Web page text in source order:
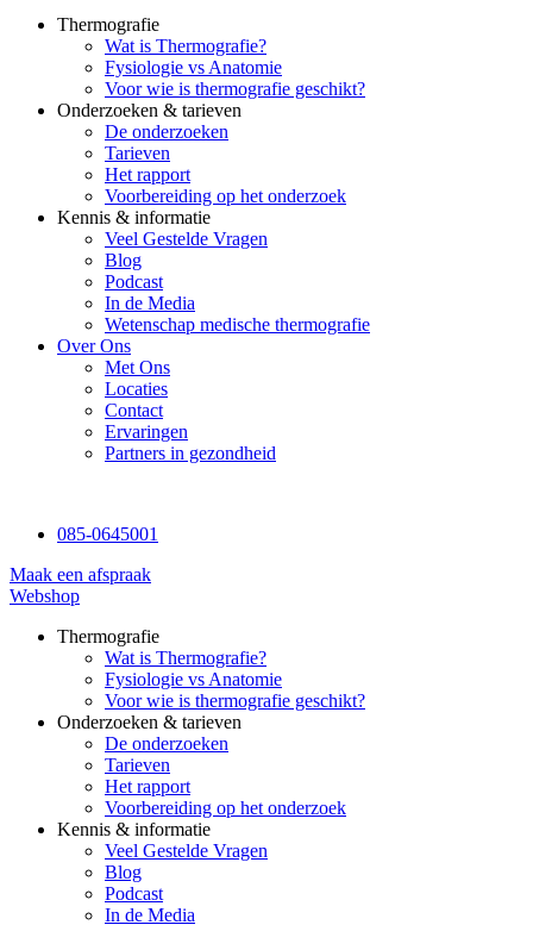
Thermografie
Wat is Thermografie?
Fysiologie vs Anatomie
Voor wie is thermografie geschikt?
Onderzoeken & tarieven
De onderzoeken
Tarieven
Het rapport
Voorbereiding op het onderzoek
Kennis & informatie
Veel Gestelde Vragen
Blog
Podcast
In de Media
Wetenschap medische thermografie
Over Ons
Met Ons
Locaties
Contact
Ervaringen
Partners in gezondheid
085-0645001
Maak een afspraak
Webshop
Thermografie
Wat is Thermografie?
Fysiologie vs Anatomie
Voor wie is thermografie geschikt?
Onderzoeken & tarieven
De onderzoeken
Tarieven
Het rapport
Voorbereiding op het onderzoek
Kennis & informatie
Veel Gestelde Vragen
Blog
Podcast
In de Media